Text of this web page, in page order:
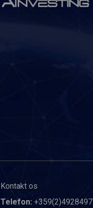
Kontakt os
Telefon: +359(2)4928497